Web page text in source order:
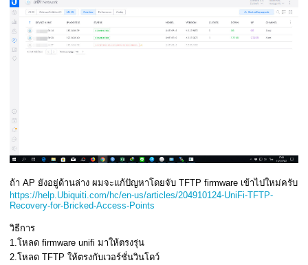
ถ้า AP ยังอยู่ด้านล่าง ผมจะแก้ปัญหาโดยจับ TFTP firmware เข้าไปใหม่ครับ
https://help.Ubiquiti.com/hc/en-us/articles/204910124-UniFi-TFTP-
Recovery-for-Bricked-Access-Points
วิธีการ
1.โหลด firmware unifi มาให้ตรงรุ่น
2.โหลด TFTP ให้ตรงกับเวอร์ชั่นวินโดว์